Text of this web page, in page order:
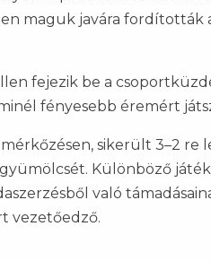
maguk javára fordították
fejezik be a
fényesebb éremért
sikerült 3–2 re
Különböző
való
vezetőedző.